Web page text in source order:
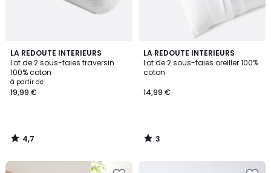
LA REDOUTE INTERIEURS
Lot de 2 sous-taies traversin
100% coton
à partir de
19,99 €
4,7
/ 5
4,7
/
LA REDOUTE INTERIEURS
Lot de 2 sous-taies oreiller 100%
coton
14,99 €
3
/
5
3
/